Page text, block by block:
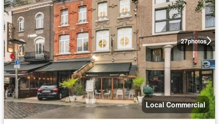
27photos
Local Commercial